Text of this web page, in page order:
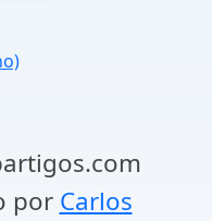
por Carlos